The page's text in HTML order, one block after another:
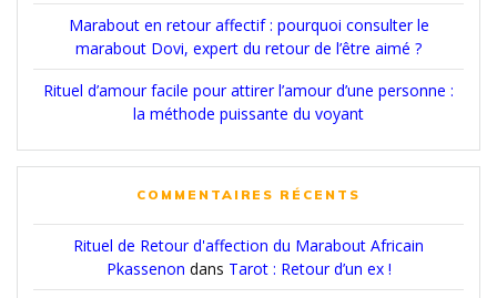
Marabout en retour affectif : pourquoi consulter le
marabout Dovi, expert du retour de l’être aimé ?
Rituel d’amour facile pour attirer l’amour d’une personne :
la méthode puissante du voyant
COMMENTAIRES RÉCENTS
Rituel de Retour d'affection du Marabout Africain
Pkassenon dans Tarot : Retour d’un ex !